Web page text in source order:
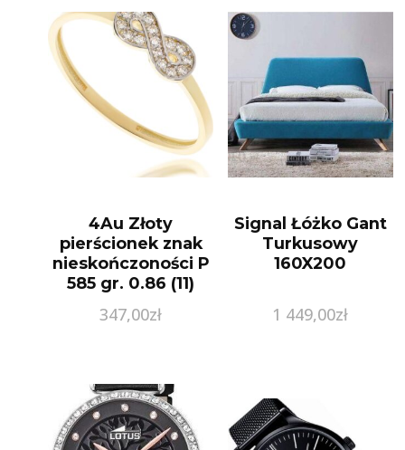
4Au Złoty
pierścionek znak
nieskończoności P
585 gr. 0.86 (11)
347,00zł
Signal Łóżko Gant
Turkusowy
160X200
1 449,00zł